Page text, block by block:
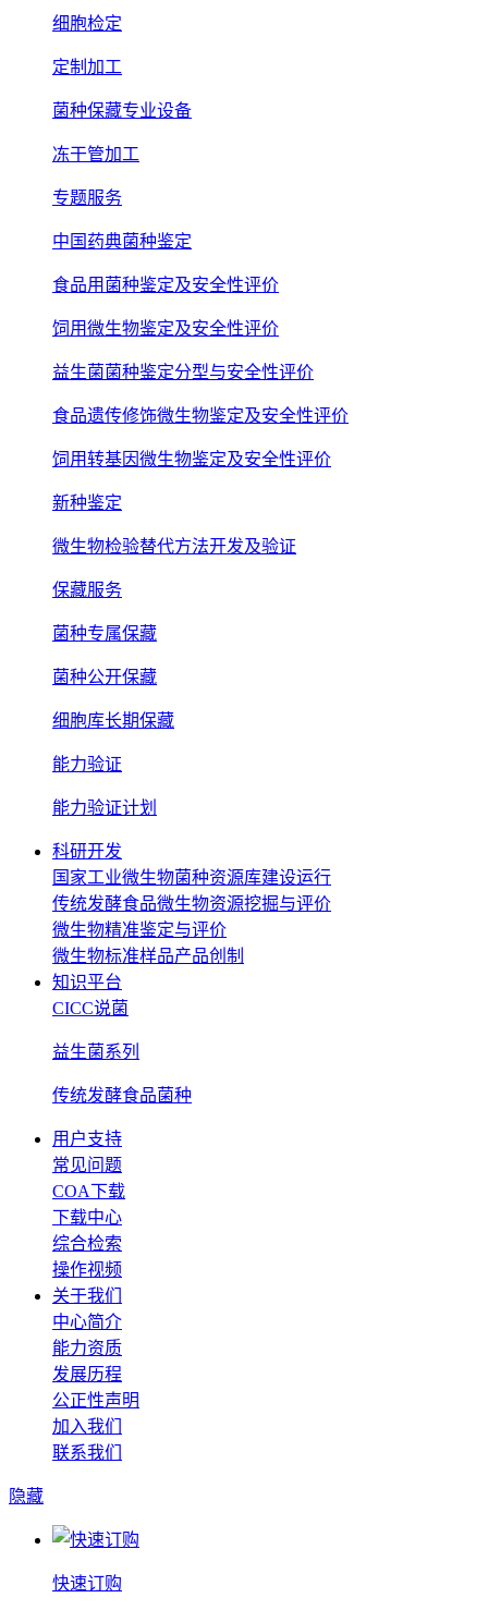
细胞检定
定制加工
菌种保藏专业设备
冻干管加工
专题服务
中国药典菌种鉴定
食品用菌种鉴定及安全性评价
饲用微生物鉴定及安全性评价
益生菌菌种鉴定分型与安全性评价
食品遗传修饰微生物鉴定及安全性评价
饲用转基因微生物鉴定及安全性评价
新种鉴定
微生物检验替代方法开发及验证
保藏服务
菌种专属保藏
菌种公开保藏
细胞库长期保藏
能力验证
能力验证计划
科研开发
国家工业微生物菌种资源库建设运行
传统发酵食品微生物资源挖掘与评价
微生物精准鉴定与评价
微生物标准样品产品创制
知识平台
CICC说菌
益生菌系列
传统发酵食品菌种
用户支持
常见问题
COA下载
下载中心
综合检索
操作视频
关于我们
中心简介
能力资质
发展历程
公正性声明
加入我们
联系我们
隐藏
快速订购